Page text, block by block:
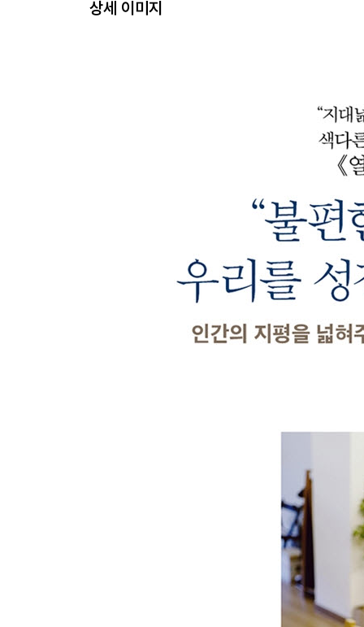
: 모든 것이 때마침 마무리된 날, 죽기로 결심했다
상세 이미지